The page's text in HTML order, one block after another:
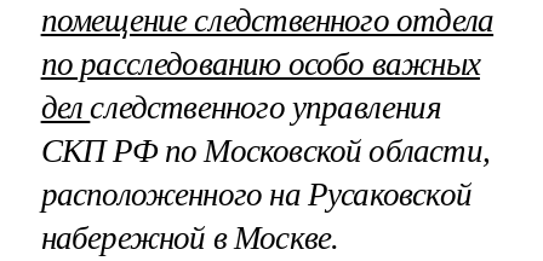
помещение следственного отдела
по расследованию особо важных
делследственного управления
СКП РФ по Московской области,
расположенного на Русаковской
набережной в Москве.